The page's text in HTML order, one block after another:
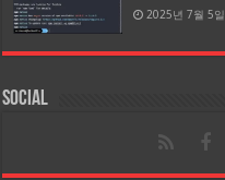
2025년 7월 5일
Social